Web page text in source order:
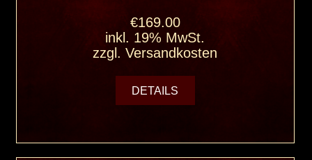
€169.00
inkl. 19% MwSt.
zzgl.Versandkosten
DETAILS